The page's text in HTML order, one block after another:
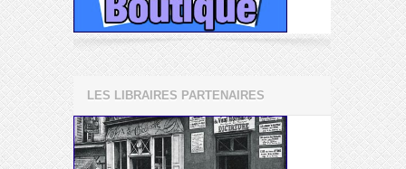
LES LIBRAIRES PARTENAIRES